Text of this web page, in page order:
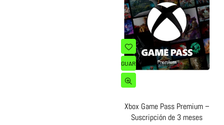
GUARDAR CARRITO
Xbox Game Pass Premium –
Suscripción de 3 meses